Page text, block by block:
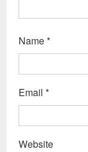
Name*
Email*
Website